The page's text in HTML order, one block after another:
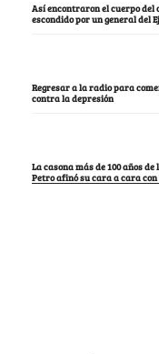
Así encontraron el cuerpo del
escondido por un general del
Regresar a la radio para
contra la depresión
La casona más de 100 años
Petro afinó su cara a cara